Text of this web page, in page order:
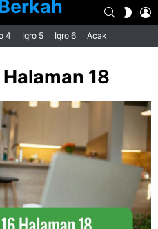
SEARCH
SKIN
4 Iqro 5 Iqro 6 Acak
18